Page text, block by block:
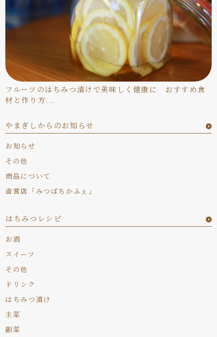
フルーツのはちみつ漬けで美味しく健康に おすすめ食
材と作り方...
やまぎしからのお知らせ
お知らせ
その他
商品について
直営店「みつばちかふぇ」
はちみつレシピ
お酒
スイーツ
その他
ドリンク
はちみつ漬け
主菜
副菜